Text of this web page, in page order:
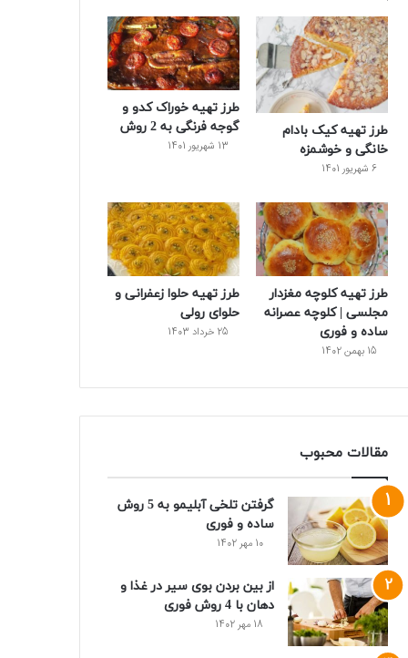
ک
ر
ی
س
ت
ب
س
طرز تهیه کیک بادام
خانگی و خوشمزه
6 شهریور 1401
طرز تهیه خوراک کدو و
گوجه فرنگی به 2 روش
13 شهریور 1401
طرز تهیه کلوچه مغزدار
مجلسی | کلوچه عصرانه
ساده و فوری
15 بهمن 1402
طرز تهیه حلوا زعفرانی و
حلوای رولی
25 خرداد 1403
مقالات محبوب
گرفتن تلخی آبلیمو به 5 روش
ساده و فوری
10 مهر 1402
از بین بردن بوی سیر در غذا و
دهان با 4 روش فوری
18 مهر 1402